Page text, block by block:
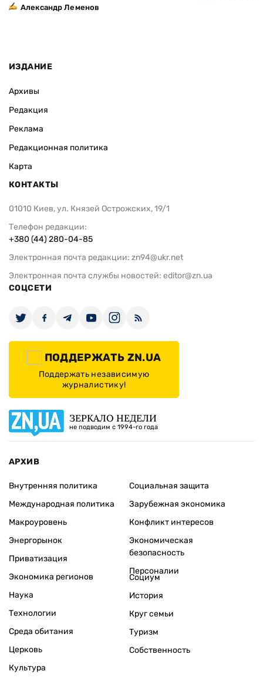
Александр Леменов
ИЗДАНИЕ
Архивы
Редакция
Реклама
Редакционная политика
Карта
КОНТАКТЫ
01010 Киев, ул. Князей Острожских, 19/1
Телефон редакции:
+380 (44) 280-04-85
Электронная почта редакции: zn94@ukr.net
Электронная почта службы новостей: editor@zn.ua
СОЦСЕТИ
ПОДДЕРЖАТЬ ZN.UA
Поддержать независимую
журналистику!
ЗЕРКАЛО НЕДЕЛИ
не подводим с 1994-го года
АРХИВ
Внутренняя политика
Международная политика
Макроуровень
Энергорынок
Приватизация
Экономика регионов
Социальная защита
Зарубежная экономика
Конфликт интересов
Экономическая
безопасность
Персоналии
Наука
Технологии
Среда обитания
Церковь
Культура
Социум
История
Круг семьи
Туризм
Собственность